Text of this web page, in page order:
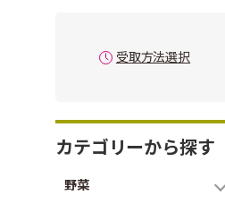
受取方法選択
カテゴリーから探す
野菜